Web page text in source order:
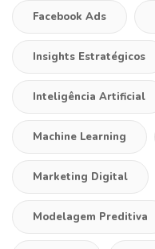
Facebook Ads
Insights Estratégicos
Inteligência Artificial
Machine Learning
Marketing Digital
Modelagem Preditiva